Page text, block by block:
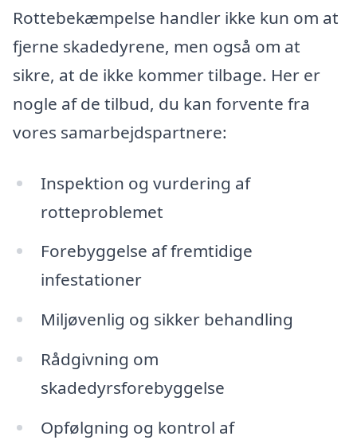
Rottebekæmpelse handler ikke kun om at
fjerne skadedyrene, men også om at
sikre, at de ikke kommer tilbage. Her er
nogle af de tilbud, du kan forvente fra
vores samarbejdspartnere:
Inspektion og vurdering af
rotteproblemet
Forebyggelse af fremtidige
infestationer
Miljøvenlig og sikker behandling
Rådgivning om
skadedyrsforebyggelse
Opfølgning og kontrol af